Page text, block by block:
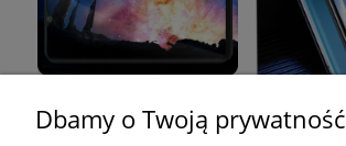
Pomoc
Dbamy o Twoją prywatność